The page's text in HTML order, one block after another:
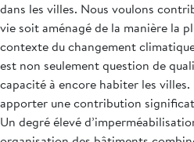
dans les villes. Nous voulons
vie soit aménagé de la manière la
contexte du changement
est non seulement question de
capacité à encore habiter les villes.
apporter une contribution
Un degré élevé